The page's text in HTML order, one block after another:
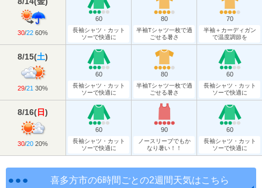
30/22 60%
60
長袖シャツ・カット
ソーで快適に
80
半袖Tシャツ一枚で過
ごせる暑さ
70
半袖＋カーディガン
で温度調節を
8/15(土)
29/21 30%
60
長袖シャツ・カット
ソーで快適に
80
半袖Tシャツ一枚で過
ごせる暑さ
60
長袖シャツ・カット
ソーで快適に
8/16(日)
30/20 20%
60
長袖シャツ・カット
ソーで快適に
90
ノースリーブでもか
なり暑い！！
60
長袖シャツ・カット
ソーで快適に
喜多方市の6時間ごとの2週間天気はこちら